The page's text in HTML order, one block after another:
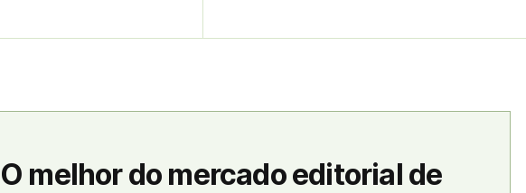
O melhor do mercado editorial de